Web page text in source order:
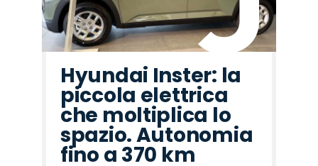
Hyundai Inster: la
piccola elettrica
che moltiplica lo
spazio. Autonomia
fino a 370 km